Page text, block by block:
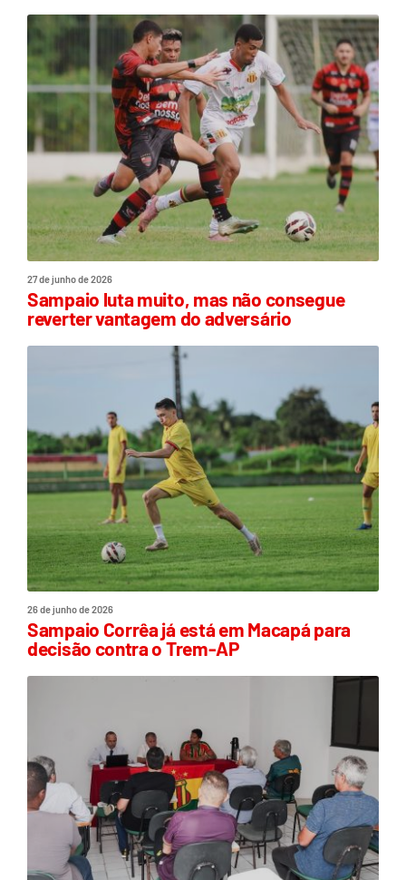
27 de junho de 2026
Sampaio luta muito, mas não consegue
reverter vantagem do adversário
26 de junho de 2026
Sampaio Corrêa já está em Macapá para
decisão contra o Trem-AP